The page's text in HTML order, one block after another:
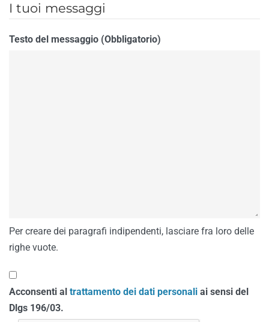
I tuoi messaggi
Testo del messaggio (Obbligatorio)
Per creare dei paragrafi indipendenti, lasciare fra loro delle
righe vuote.
Acconsenti al trattamento dei dati personali ai sensi del
Dlgs 196/03.